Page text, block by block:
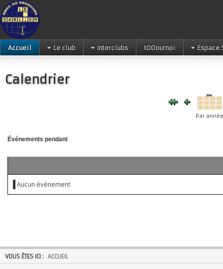
Accueil Le club Interclubs tOOournoi Espace
Calendrier
Par année
Événements pendant
Aucun événement
VOUS ÊTES ICI : ACCUEIL